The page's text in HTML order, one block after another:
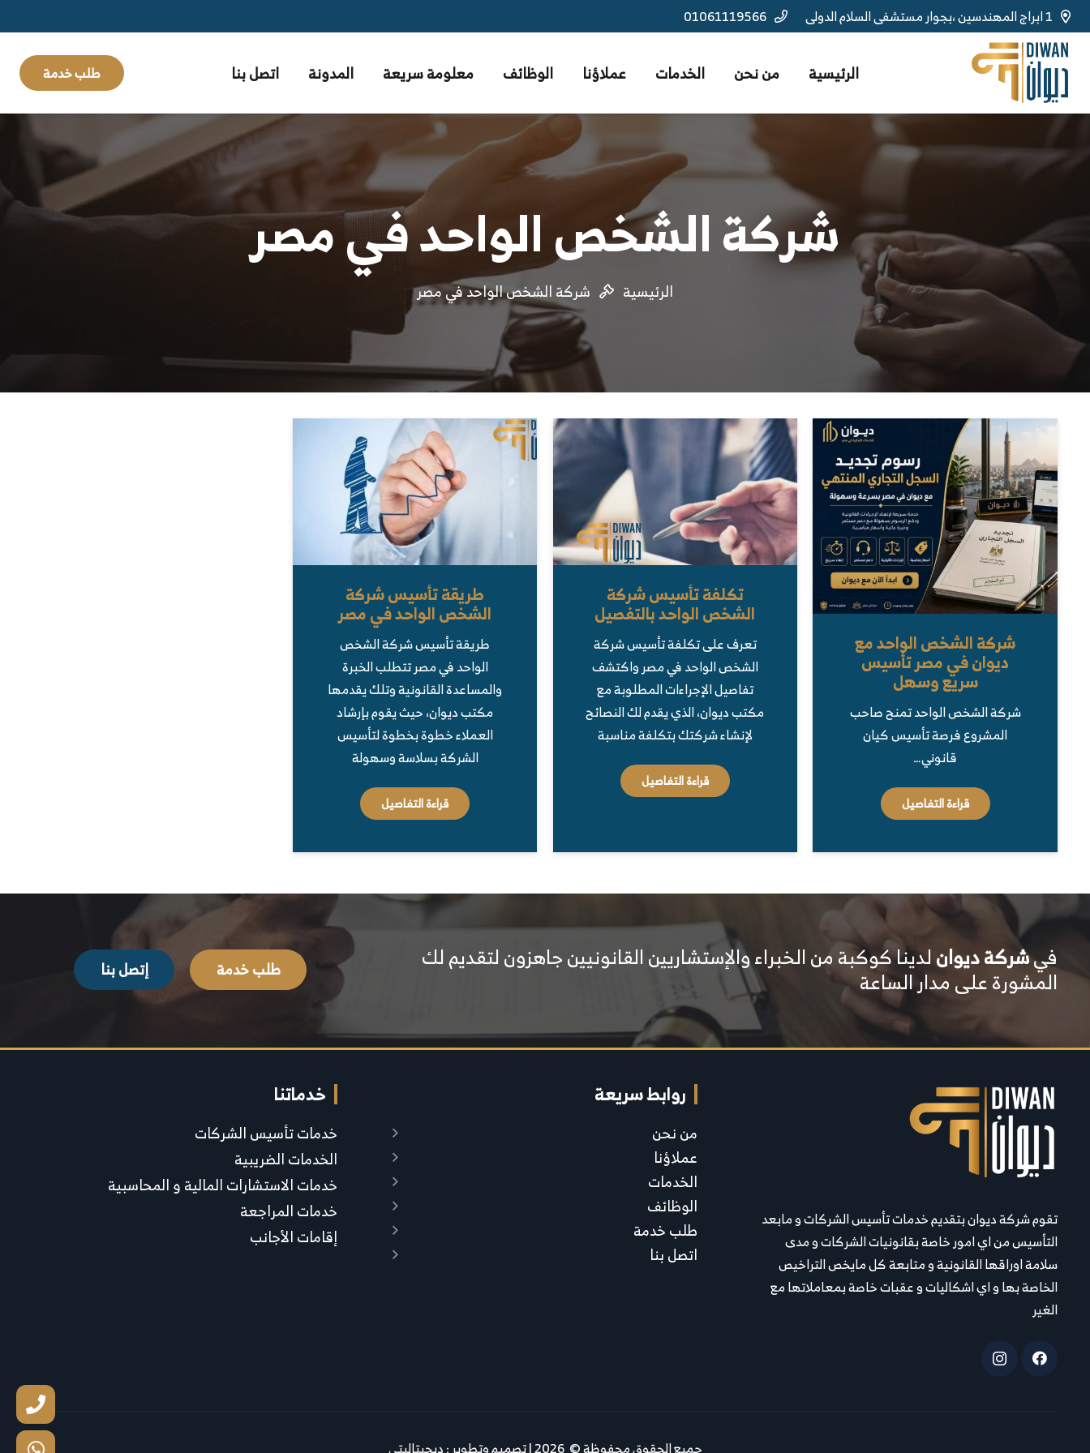
1 ابراج المهندسين ،بجوار مستشفى السلام الدولى 01061119566
الرئيسية من نحن الخدمات عملاؤنا الوظائف معلومة سريعة المدونة اتصل بنا طلب خدمة
شركة الشخص الواحد في مصر
الرئيسية شركة الشخص الواحد في مصر
شركة الشخص الواحد مع
ديوان في مصر تأسيس
سريع وسهل
شركة الشخص الواحد تمنح صاحب
المشروع فرصة تأسيس كيان
قانوني…
قراءة التفاصيل
تكلفة تأسيس شركة
الشخص الواحد بالتفصيل
تعرف على تكلفة تأسيس شركة
الشخص الواحد في مصر واكتشف
تفاصيل الإجراءات المطلوبة مع
مكتب ديوان، الذي يقدم لك النصائح
لإنشاء شركتك بتكلفة مناسبة
قراءة التفاصيل
طريقة تأسيس شركة
الشخص الواحد في مصر
طريقة تأسيس شركة الشخص
الواحد في مصر تتطلب الخبرة
والمساعدة القانونية وتلك يقدمها
مكتب ديوان، حيث يقوم بإرشاد
العملاء خطوة بخطوة لتأسيس
الشركة بسلاسة وسهولة
قراءة التفاصيل
فيشركة ديوانلدينا كوكبة من الخبراء والإستشاريين القانونيين جاهزون لتقديم لك
المشورة على مدار الساعة طلب خدمة إتصل بنا
تقوم شركة ديوان بتقديم خدمات تأسيس الشركات و مابعد
التأسيس من اي امور خاصة بقانونيات الشركات و مدى
سلامة اوراقها القانونية و متابعة كل مايخص التراخيص
الخاصة بها و اي اشكاليات و عقبات خاصة بمعاملاتها مع
الغير
روابط سريعة
من نحن
عملاؤنا
الخدمات
الوظائف
طلب خدمة
اتصل بنا
خدماتنا
خدمات تأسيس الشركات
الخدمات الضريبية
خدمات الاستشارات المالية و المحاسبية
خدمات المراجعة
إقامات الأجانب
جميع الحقوق محفوظة © 2026 | تصميم وتطوير : ديجيتاليتي